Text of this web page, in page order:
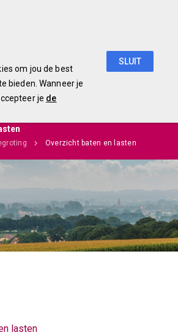
Begroting 2019
Overzicht baten en lasten
lasten
om jou de best
bieden. Wanneer je
je de
SLUIT